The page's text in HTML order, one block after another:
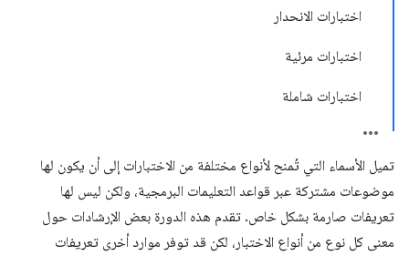
اختبارات الانحدار
اختبارات مرئية
اختبارات شاملة
تميل الأسماء التي تُمنح لأنواع مختلفة من الاختبارات إلى أن يكون لها
موضوعات مشتركة عبر قواعد التعليمات البرمجية، ولكن ليس لها
تعريفات صارمة بشكل خاص. تقدم هذه الدورة بعض الإرشادات حول
معنى كل نوع من أنواع الاختبار، لكن قد توفر موارد أخرى تعريفات